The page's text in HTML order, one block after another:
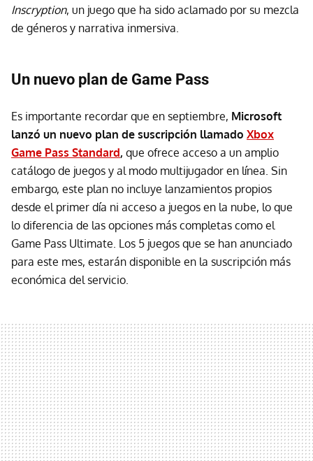
Inscryption, un juego que ha sido aclamado por su mezcla
de géneros y narrativa inmersiva.
Un nuevo plan de Game Pass
Es importante recordar que en septiembre, Microsoft
lanzó un nuevo plan de suscripción llamado Xbox
Game Pass Standard, que ofrece acceso a un amplio
catálogo de juegos y al modo multijugador en línea. Sin
embargo, este plan no incluye lanzamientos propios
desde el primer día ni acceso a juegos en la nube, lo que
lo diferencia de las opciones más completas como el
Game Pass Ultimate. Los 5 juegos que se han anunciado
para este mes, estarán disponible en la suscripción más
económica del servicio.